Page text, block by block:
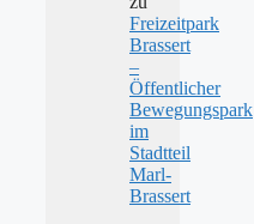
Freizeitpark
Brassert
–
Öffentlicher
Bewegungspark
im
Stadtteil
Marl-
Brassert